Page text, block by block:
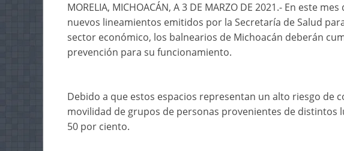
MORELIA, MICHOACÁN, A 3 DE MARZO DE 2021.- En este
nuevos lineamientos emitidos por la Secretaría de Salud
sector económico, los balnearios de Michoacán deberán
prevención para su funcionamiento.
Debido a que estos espacios representan un alto riesgo de
movilidad de grupos de personas provenientes de distintos
50 por ciento.